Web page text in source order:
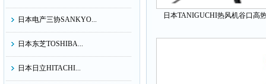
日本电产三协SANKYO...
日本东芝TOSHIBA...
日本日立HITACHI...
日本TANIGUCHI热风机谷口高